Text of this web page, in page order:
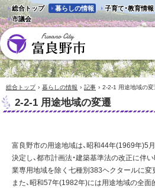
総合トップ 暮らしの情報 子育て・教育情報
市議会
富良野市 - Frano City
総合トップ › 暮らしの情報 › 記事 › 2-2-1 用途地域の変
2-2-1 用途地域の変遷
富良野市の用途地域は、昭和44年(1969年)5
決定し、都市計画法・建築基準法の改正に伴
業専用地域を除く七種別383ヘクタールに変
また、昭和57年(1982年)には用途地域の全